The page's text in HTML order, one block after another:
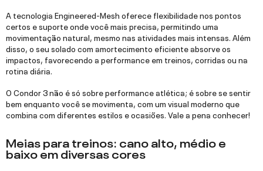
A tecnologia Engineered-Mesh oferece flexibilidade nos pontos
certos e suporte onde você mais precisa, permitindo uma
movimentação natural, mesmo nas atividades mais intensas. Além
disso, o seu solado com amortecimento eficiente absorve os
impactos, favorecendo a performance em treinos, corridas ou na
rotina diária.
O Condor 3 não é só sobre performance atlética; é sobre se sentir
bem enquanto você se movimenta, com um visual moderno que
combina com diferentes estilos e ocasiões. Vale a pena conhecer!
Meias para treinos: cano alto, médio e
baixo em diversas cores